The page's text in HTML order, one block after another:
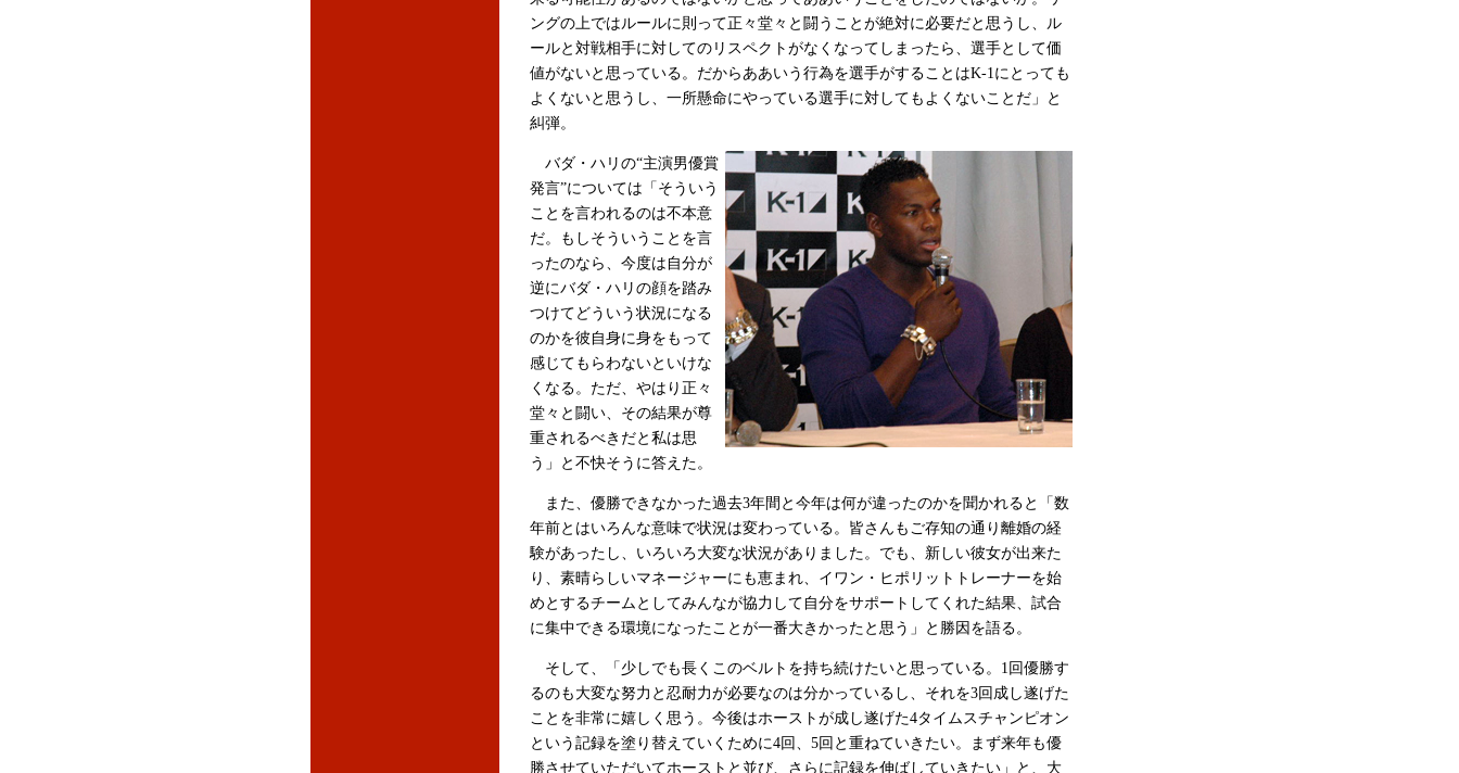
ングの上ではルールに則って正々堂々と闘うことが絶対に必要だと思うし、ル
ールと対戦相手に対してのリスペクトがなくなってしまったら、選手として価
値がないと思っている。だからああいう行為を選手がすることはK-1にとっても
よくないと思うし、一所懸命にやっている選手に対してもよくないことだ」と
糾弾。
バダ・ハリの“主演男優賞
発言”については「そういう
ことを言われるのは不本意
だ。もしそういうことを言
ったのなら、今度は自分が
逆にバダ・ハリの顔を踏み
つけてどういう状況になる
のかを彼自身に身をもって
感じてもらわないといけな
くなる。ただ、やはり正々
堂々と闘い、その結果が尊
重されるべきだと私は思
う」と不快そうに答えた。
また、優勝できなかった過去3年間と今年は何が違ったのかを聞かれると「数
年前とはいろんな意味で状況は変わっている。皆さんもご存知の通り離婚の経
験があったし、いろいろ大変な状況がありました。でも、新しい彼女が出来た
り、素晴らしいマネージャーにも恵まれ、イワン・ヒポリットトレーナーを始
めとするチームとしてみんなが協力して自分をサポートしてくれた結果、試合
に集中できる環境になったことが一番大きかったと思う」と勝因を語る。
そして、「少しでも長くこのベルトを持ち続けたいと思っている。1回優勝す
るのも大変な努力と忍耐力が必要なのは分かっているし、それを3回成し遂げた
ことを非常に嬉しく思う。今後はホーストが成し遂げた4タイムスチャンピオン
という記録を塗り替えていくために4回、5回と重ねていきたい。まず来年も優
勝させていただいてホーストと並び、さらに記録を伸ばしていきたい」と、大